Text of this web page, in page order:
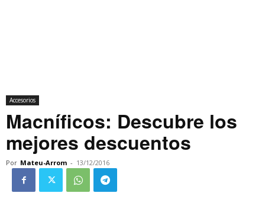
Accesorios
Macníficos: Descubre los
mejores descuentos
Por Mateu-Arrom - 13/12/2016